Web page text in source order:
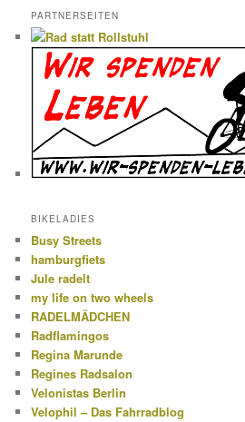
PARTNERSEITEN
BIKELADIES
Busy Streets
hamburgfiets
Jule radelt
my life on two wheels
RADELMÄDCHEN
Radflamingos
Regina Marunde
Regines Radsalon
Velonistas Berlin
Velophil – Das Fahrradblog